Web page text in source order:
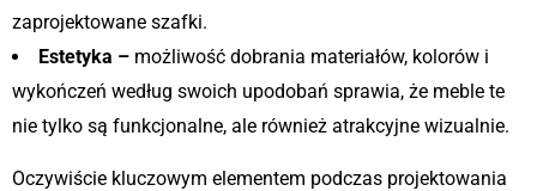
zaprojektowane szafki.
Estetyka – możliwość dobrania materiałów, kolorów i
wykończeń według swoich upodobań sprawia, że meble te
nie tylko są funkcjonalne, ale również atrakcyjne wizualnie.
Oczywiście kluczowym elementem podczas projektowania